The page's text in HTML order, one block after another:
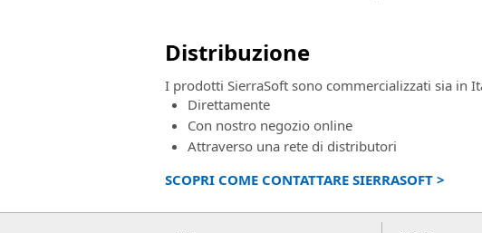
Distribuzione
I prodotti SierraSoft sono commercializzati sia in
Direttamente
Con nostro negozio online
Attraverso una rete di distributori
SCOPRI COME CONTATTARE SIERRASOFT >